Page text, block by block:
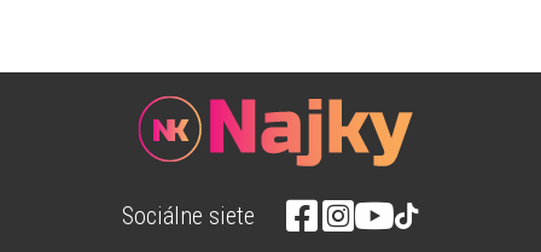
Sociálne siete